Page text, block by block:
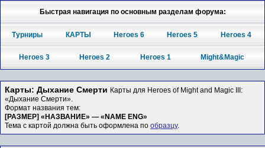
Быстрая навигация по основным разделам форума:
Турниры КАРТЫ Heroes 6 Heroes 5 Heroes 4
Heroes 3 Heroes 2 Heroes 1 Might&Magic
Карты: Дыхание Смерти Карты для Heroes of Might and Magic III:
«Дыхание Смерти».
Формат названия тем:
[РАЗМЕР] «НАЗВАНИЕ» — «NAME ENG»
Тема с картой должна быть оформлена по образцу.